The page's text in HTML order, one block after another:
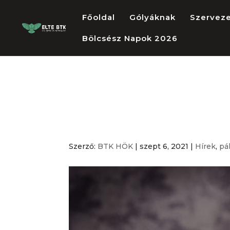
Főoldal Gólyáknak
Bölcsész Napok 2026
Szerző: BTK HÖK |szept 6, 2021 | Hírek,